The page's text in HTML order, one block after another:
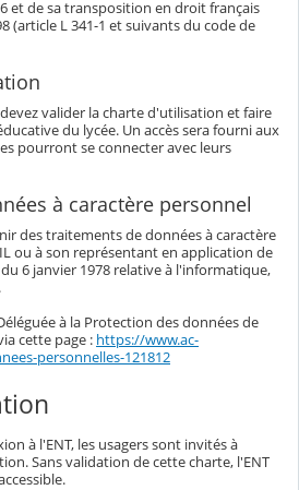
et de sa transposition en droit français
(article L 341-1 et suivants du code de
valider la charte d'utilisation et faire
du lycée. Un accès sera fourni aux
pourront se connecter avec leurs
à caractère personnel
des traitements de données à caractère
ou à son représentant en application de
6 janvier 1978 relative à l'informatique,
à la Protection des données de
cette page : https://www.ac-
personnelles-121812
à l'ENT, les usagers sont invités à
Sans validation de cette charte, l'ENT